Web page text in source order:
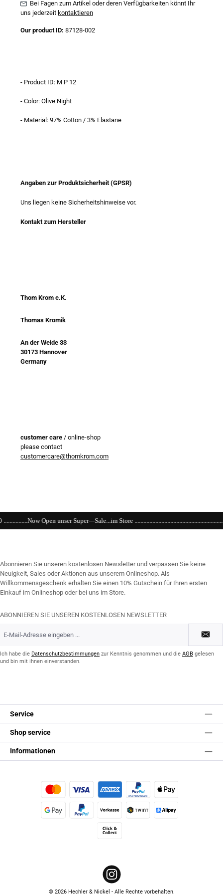
Bei Fagen zum Artikel oder deren Verfügbarkeiten könnt Ihr
uns jederzeit kontaktieren
Our product ID: 87128-002
- Product ID: M P 12
- Color: Olive Night
- Material: 97% Cotton / 3% Elastane
Angaben zur Produktsicherheit (GPSR)
Uns liegen keine Sicherheitshinweise vor.
Kontakt zum Hersteller
Thom Krom e.K.
Thomas Kromik
An der Weide 33
30173 Hannover
Germany
customer care / online-shop
please contact
customercare@thomkrom.com
Super---Sale...im Store
Abonnieren Sie unseren kostenlosen Newsletter und verpassen Sie keine
Neuigkeit, Sales oder Aktionen aus unserem Onlineshop. Als
Willkommensgeschenk erhalten Sie einen 10% Gutschein für Ihren ersten
Einkauf im Onlineshop oder bei uns im Store.
ABONNIEREN SIE UNSEREN KOSTENLOSEN NEWSLETTER
Mail-
*Ich habe die Datenschutzbestimmungen zur Kenntnis genommen und die AGB gelesen
und bin mit ihnen einverstanden.
Service
Shop service
Informationen
Kredit- oder Debitkarte Später BezahlenApple Pay
Vorkasse
Instagram
© 2026 Hechler & Nickel - Alle Rechte vorbehalten.